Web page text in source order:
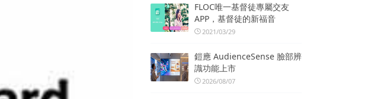
FLOC唯一基督徒專屬交友
APP，基督徒的新福音
2021/03/29
鎧應 AudienceSense 臉部辨
識功能上市
2026/08/07